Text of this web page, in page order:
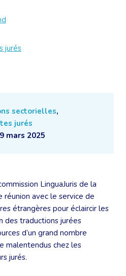
sectorielles,
jurés
mars 2025
LinguaJuris de la
réunion avec le service de
étrangères pour éclaircir les
des traductions jurées
d’un grand nombre
malentendus chez les
jurés.
jurés